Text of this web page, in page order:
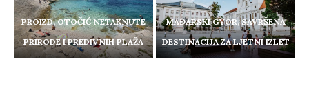
PROIZD, OTOČIĆ NETAKNUTE
PRIRODE I PREDIVNIH PLAŽA
MAĐARSKI GYOR, SAVRŠENA
DESTINACIJA ZA LJETNI IZLET